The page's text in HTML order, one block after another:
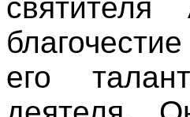
святителя
его